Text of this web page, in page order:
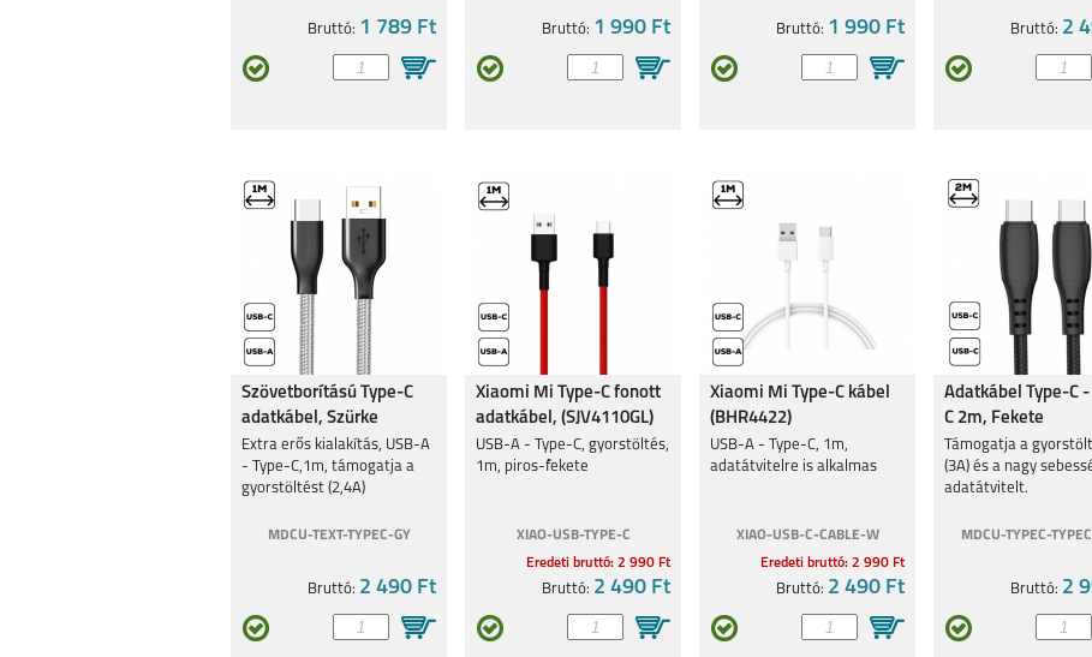
Bruttó: 1 789 Ft Bruttó: 1 990 Ft Bruttó: 1 990 Ft Bruttó: 2
Szövetborítású Type-C
adatkábel, Szürke
Extra erős kialakítás, USB-A
- Type-C,1m, támogatja a
gyorstöltést (2,4A)
MDCU-TEXT-TYPEC-GY
Bruttó: 2 490 Ft
Xiaomi Mi Type-C fonott
adatkábel, (SJV4110GL)
USB-A - Type-C, gyorstöltés,
1m, piros-fekete
XIAO-USB-TYPE-C
Eredeti bruttó: 2 990 Ft
Bruttó: 2 490 Ft
Xiaomi Mi Type-C kábel
(BHR4422)
USB-A - Type-C, 1m,
adatátvitelre is alkalmas
XIAO-USB-C-CABLE-W
Eredeti bruttó: 2 990 Ft
Bruttó: 2 490 Ft
Adatkábel Type-C
C 2m, Fekete
Támogatja a
(3A) és a nagy
adatátvitelt.
MDCU-TYPEC-
Bruttó: 2